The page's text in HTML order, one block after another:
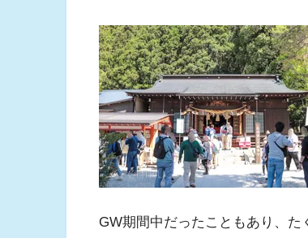
GW期間中だったこともあり、た